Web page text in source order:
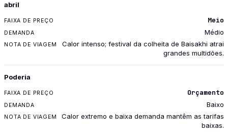
abril
Meio
Médio
Calor intenso; festival da colheita de Baisakhi atrai
grandes multidões.
Poderia
Orçamento
Baixo
Calor extremo e baixa demanda mantêm as tarifas
baixas.